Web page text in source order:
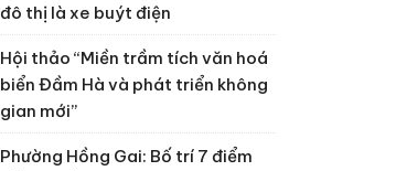
đô thị là xe buýt điện
Hội thảo “Miền trầm tích văn hoá
biển Đầm Hà và phát triển không
gian mới”
Phường Hồng Gai: Bố trí 7 điểm